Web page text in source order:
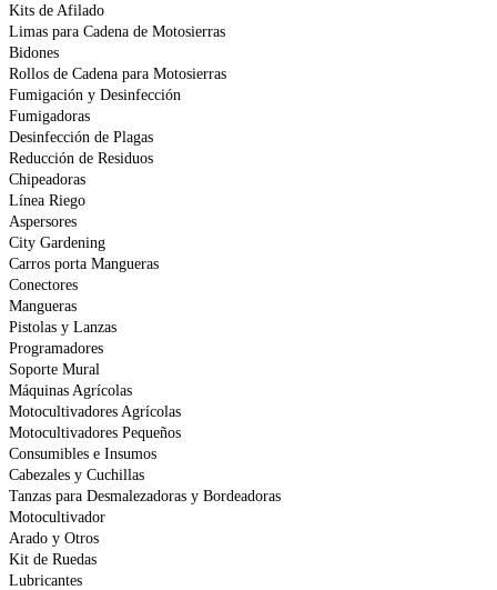
Kits de Afilado
Limas para Cadena de Motosierras
Bidones
Rollos de Cadena para Motosierras
Fumigación y Desinfección
Fumigadoras
Desinfección de Plagas
Reducción de Residuos
Chipeadoras
Línea Riego
Aspersores
City Gardening
Carros porta Mangueras
Conectores
Mangueras
Pistolas y Lanzas
Programadores
Soporte Mural
Máquinas Agrícolas
Motocultivadores Agrícolas
Motocultivadores Pequeños
Consumibles e Insumos
Cabezales y Cuchillas
Tanzas para Desmalezadoras y Bordeadoras
Motocultivador
Arado y Otros
Kit de Ruedas
Lubricantes